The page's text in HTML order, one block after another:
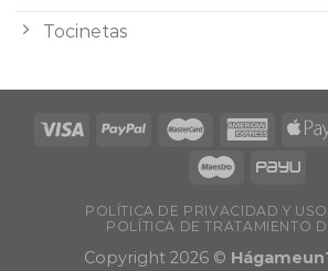
Tocinetas
POLÍTICA DE PRIVACIDAD Y
POLÍTICA DE TRATAMIENTO
Copyright 2026 ©